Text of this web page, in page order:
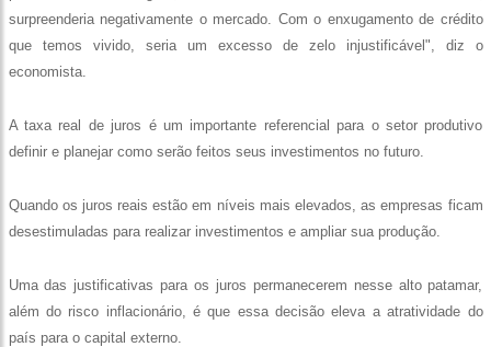
surpreenderia negativamente o mercado. Com o enxugamento de crédito
que temos vivido, seria um excesso de zelo injustificável", diz o
economista.
A taxa real de juros é um importante referencial para o setor produtivo
definir e planejar como serão feitos seus investimentos no futuro.
Quando os juros reais estão em níveis mais elevados, as empresas ficam
desestimuladas para realizar investimentos e ampliar sua produção.
Uma das justificativas para os juros permanecerem nesse alto patamar,
além do risco inflacionário, é que essa decisão eleva a atratividade do
país para o capital externo.